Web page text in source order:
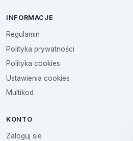
INFORMACJE
Regulamin
Polityka prywatności
Polityka cookies
Ustawienia cookies
Multikod
KONTO
Zaloguj sie